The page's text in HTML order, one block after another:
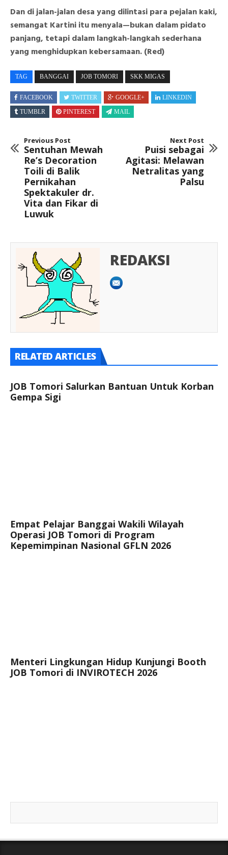
Dan di jalan-jalan desa yang dilintasi para pejalan kaki,
semangat Kartini itu menyala—bukan dalam pidato
panjang, tetapi dalam langkah-langkah sederhana
yang menghidupkan kebersamaan. (Red)
TAG BANGGAI JOB TOMORI SKK MIGAS
FACEBOOK TWITTER GOOGLE+
LINKEDIN
TUMBLR
PINTEREST MAIL
Previous Post
Sentuhan Mewah
Re’s Decoration
Toili di Balik
Pernikahan
Spektakuler dr.
Vita dan Fikar di
Luwuk
Next Post
Puisi sebagai
Agitasi: Melawan
Netralitas yang
Palsu
REDAKSI
RELATED ARTICLES
JOB Tomori Salurkan Bantuan Untuk Korban
Gempa Sigi
Empat Pelajar Banggai Wakili Wilayah
Operasi JOB Tomori di Program
Kepemimpinan Nasional GFLN 2026
Menteri Lingkungan Hidup Kunjungi Booth
JOB Tomori di INVIROTECH 2026